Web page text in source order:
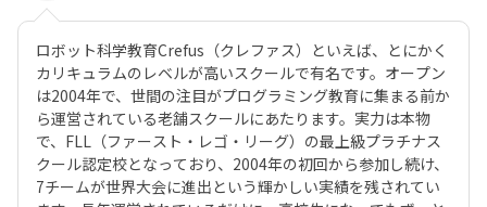
ロボット科学教育Crefus（クレファス）といえば、とにかく
カリキュラムのレベルが高いスクールで有名です。オープン
は2004年で、世間の注目がプログラミング教育に集まる前か
ら運営されている老舗スクールにあたります。実力は本物
で、FLL（ファースト・レゴ・リーグ）の最上級プラチナス
クール認定校となっており、2004年の初回から参加し続け、
7チームが世界大会に進出という輝かしい実績を残されてい